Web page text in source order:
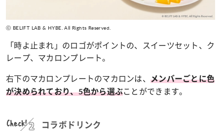
ⓒ BELIFT LAB & HYBE. All Rights Reserved.
「時よ止まれ」のロゴがポイントの、スイーツセット、ク
レープ、マカロンプレート。
右下のマカロンプレートのマカロンは、メンバーごとに色
が決められており、5色から選ぶことができます。
Check! コラボドリンク